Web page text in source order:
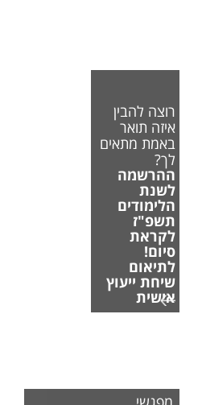
רוצה להבין
איזה תואר
באמת מתאים
לך?
ההרשמה
לשנת
הלימודים
תשפ"ז
לקראת
סיום!
לתיאום
שיחת ייעוץ
אישית